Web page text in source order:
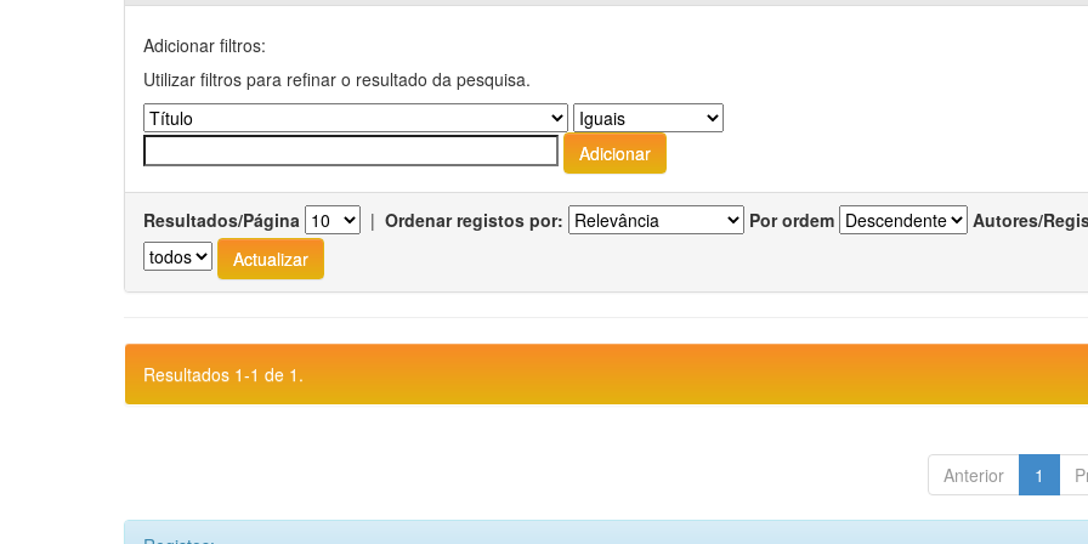
Adicionar filtros:
Utilizar filtros para refinar o resultado da pesquisa.
Resultados/Página | Ordenar registos por: Por ordem Autores/
Resultados 1-1 de 1.
Anterior 1